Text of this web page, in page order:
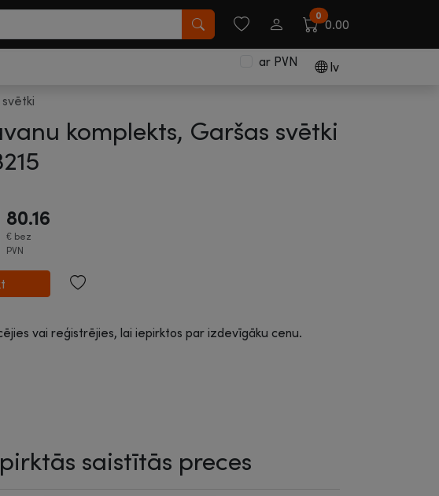
0
0.00
ar PVN lv
komplekts, Garšas svētki
80.16
€ bez
PVN
vai reģistrējies, lai iepirktos par izdevīgāku cenu.
saistītās preces